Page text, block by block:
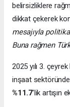
belirsizliklere
dikkat çekerek
mesajıyla
Buna rağmen
2025 yılı 3.
inşaat
%11.7’lik